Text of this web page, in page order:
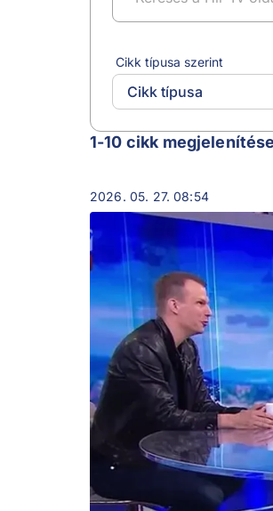
Cikk típusa szerint
Cikk típusa
New York
1-10 cikk
2026. 05. 27. 08:54